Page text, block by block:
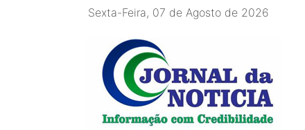
Sexta-Feira, 07 de Agosto de 2026